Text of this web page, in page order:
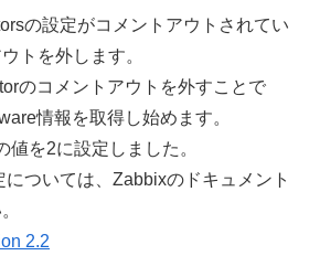
の設定がコメントアウトされてい
トを外します。
のコメントアウトを外すことで
情報を取得し始めます。
を2に設定しました。
ついては、Zabbixのドキュメント
2.2